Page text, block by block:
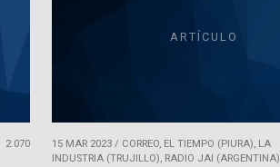
2.070
ARTÍCULO
15 MAR 2023/ CORREO, EL TIEMPO (PIURA), LA
INDUSTRIA (TRUJILLO), RADIO JAI (ARGENTINA)